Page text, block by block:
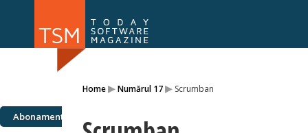
Home▸Numărul 17▸ Scrumban
Abonamente